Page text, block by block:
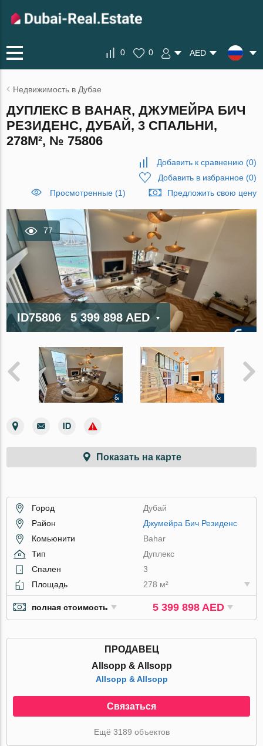
0 0 AED
Недвижимость в Дубае
ДУПЛЕКС В BAHAR, ДЖУМЕЙРА БИЧ
РЕЗИДЕНС, ДУБАЙ, 3 СПАЛЬНИ,
278М², № 75806
Добавить к сравнению (0)
Добавить в избранное(0)
Просмотренные (1)
Предложить свою цену
77
ID75806 5 399 898 AED
Показать на карте
Город
Дубай
Район
Джумейра Бич Резиденс
Комьюнити
Bahar
Тип
Дуплекс
Спален
3
Площадь
278 м²
полная стоимость 5 399 898 AED
ПРОДАВЕЦ
Allsopp & Allsopp
Allsopp & Allsopp
Связаться
Ещё 3189 объектов